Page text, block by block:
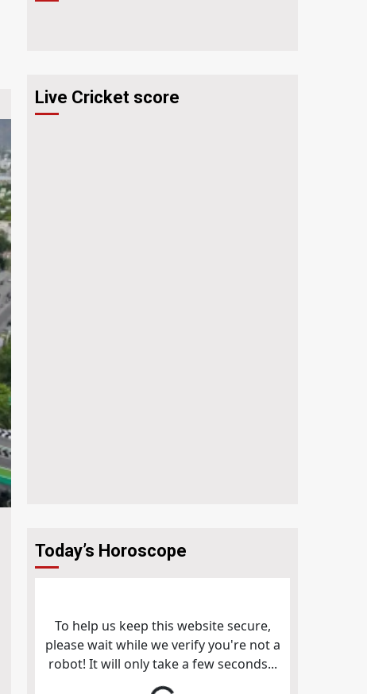
Live Cricket score
Today’s Horoscope